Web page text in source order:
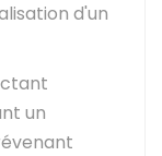
d'un
un